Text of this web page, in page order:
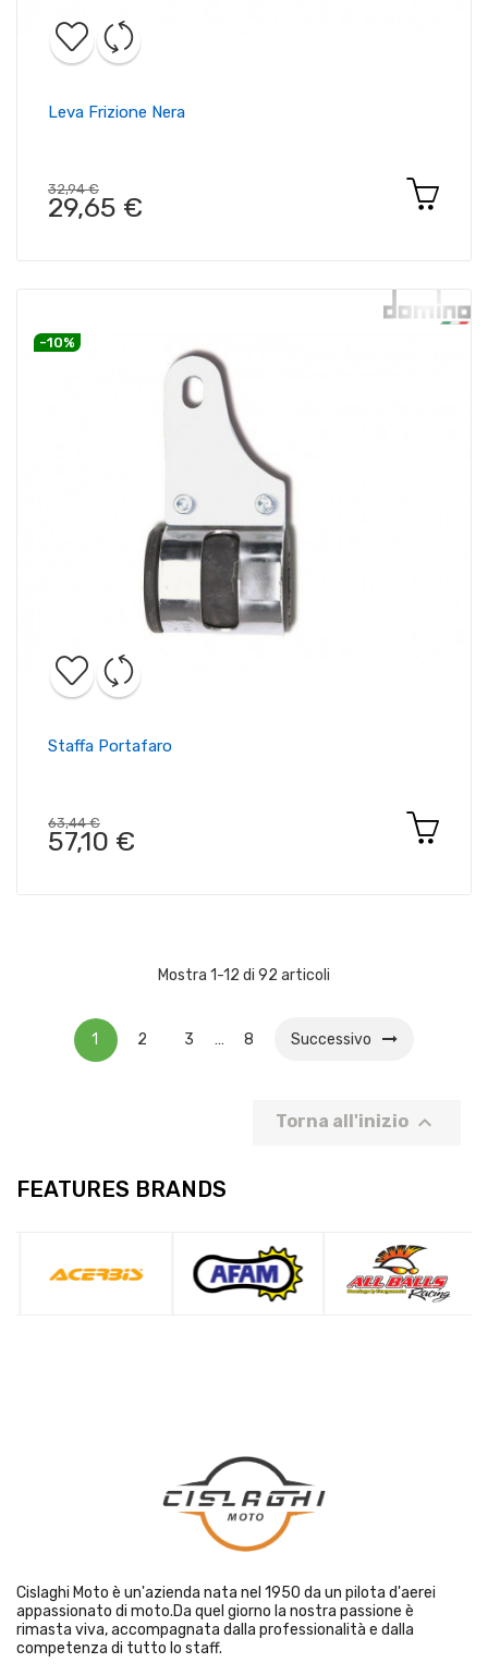
Leva Frizione Nera
32,94 €
29,65 €
-10%
Staffa Portafaro
63,44 €
57,10 €
Mostra 1-12 di 92 articoli
1 2 3 … 8 Successivo
Torna all'inizio 
FEATURES BRANDS
Cislaghi Moto è un'azienda nata nel 1950 da un pilota d'aerei
appassionato di moto.Da quel giorno la nostra passione è
rimasta viva, accompagnata dalla professionalità e dalla
competenza di tutto lo staff.